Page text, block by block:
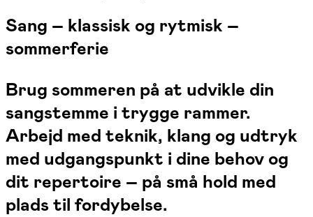
Sang – klassisk og rytmisk –
sommerferie
Brug sommeren på at udvikle din
sangstemme i trygge rammer.
Arbejd med teknik, klang og udtryk
med udgangspunkt i dine behov og
dit repertoire – på små hold med
plads til fordybelse.